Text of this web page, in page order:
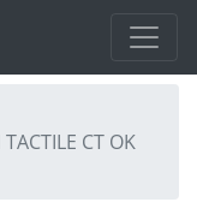
CT OK